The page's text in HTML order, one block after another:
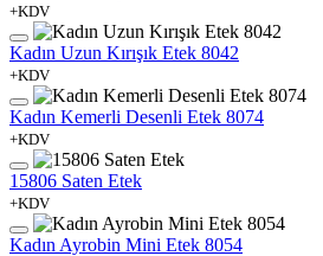
+KDV
Kadın Uzun Kırışık Etek 8042
+KDV
Kadın Kemerli Desenli Etek 8074
+KDV
15806 Saten Etek
+KDV
Kadın Ayrobin Mini Etek 8054